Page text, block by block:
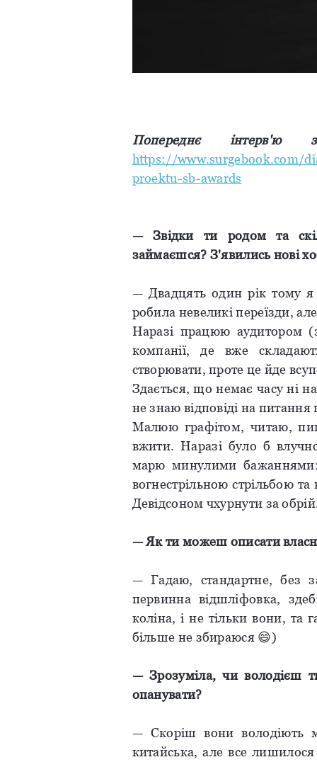
Попереднє інтерв'ю
https://www.surgebook.com/
proektu-sb-awards
— Звідки ти родом та
займаєшся? З'явились нові
— Двадцять один рік тому я
робила невеликі переїзди,
Наразі працюю аудитором
компанії, де вже
створювати, проте це йде
Здається, що немає часу ні
не знаю відповіді на питання
Малюю графітом, читаю,
вжити. Наразі було б
марю минулими
вогнестрільною стрільбою
Девідсоном чхурнути за
—Як ти можеш описати
— Гадаю, стандартне, без
первинна відшліфовка,
коліна, і не тільки вони, та
більше не збираюся 😄)
—Зрозуміла,чи володієш
опанувати?
— Скоріш вони володіють
китайська, але все